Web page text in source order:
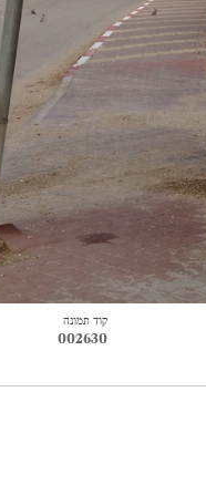
קוד תמונה
002630